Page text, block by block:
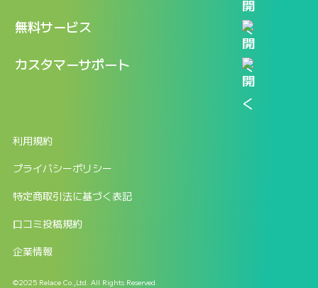
新着情報
ログイン
口コミ一覧
無料サービス
LINEで『Iパス ならし学習』
カスタマーサポート
返金申請フォーム
利用規約
プライバシーポリシー
特定商取引法に基づく表記
口コミ投稿規約
企業情報
©2025 Relace Co.,Ltd. All Rights Reserved.